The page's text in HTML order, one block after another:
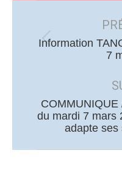
Information
7
du mardi 7 mars
adapte ses